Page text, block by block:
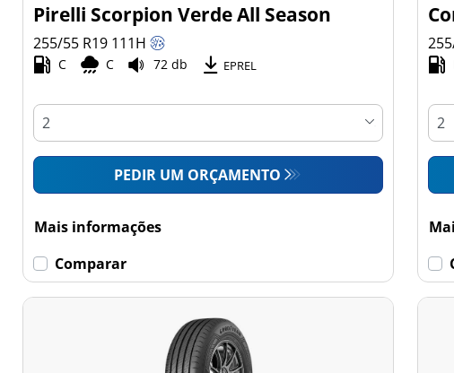
Pirelli Scorpion Verde All Season
255/55 R19 111H
C C 72 db EPREL
PEDIR UM ORÇAMENTO
Mais informações
Comparar